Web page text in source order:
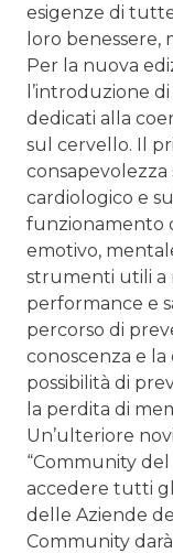
esigenze di
loro benessere,
Per la nuova
l’introduzione
dedicati alla
sul cervello. Il
cardiologico e
funzionamento
emotivo,
strumenti utili a
performance e
percorso di
conoscenza e
possibilità di
la perdita di
Un’ulteriore
“Community
accedere tutti
delle Aziende
Community